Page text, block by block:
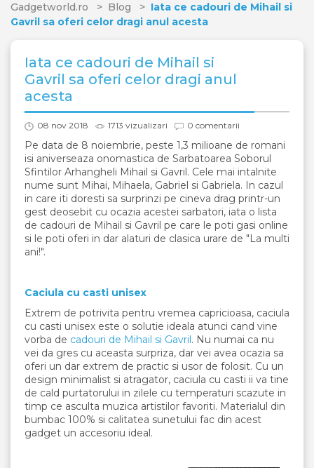
Gadgetworld.ro Blog
Iata ce cadouri de Mihail si
Gavril sa oferi celor dragi anul acesta
Iata ce cadouri de Mihail si
Gavril sa oferi celor dragi anul
acesta
08 nov 2018 1713 vizualizari 0 comentarii
Pe data de 8 noiembrie, peste 1,3 milioane de romani
isi aniverseaza onomastica de Sarbatoarea Soborul
Sfintilor Arhangheli Mihail si Gavril. Cele mai intalnite
nume sunt Mihai, Mihaela, Gabriel si Gabriela. In cazul
in care iti doresti sa surprinzi pe cineva drag printr-un
gest deosebit cu ocazia acestei sarbatori, iata o lista
de cadouri de Mihail si Gavril pe care le poti gasi online
si le poti oferi in dar alaturi de clasica urare de "La multi
ani!".
Caciula cu casti unisex
Extrem de potrivita pentru vremea capricioasa, caciula
cu casti unisex este o solutie ideala atunci cand vine
vorba de cadouri de Mihail si Gavril. Nu numai ca nu
vei da gres cu aceasta surpriza, dar vei avea ocazia sa
oferi un dar extrem de practic si usor de folosit. Cu un
design minimalist si atragator, caciula cu casti ii va tine
de cald purtatorului in zilele cu temperaturi scazute in
timp ce asculta muzica artistilor favoriti. Materialul din
bumbac 100% si calitatea sunetului fac din acest
gadget un accesoriu ideal.